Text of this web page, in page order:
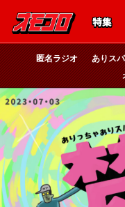
特集
匿名ラジオ ありスパ